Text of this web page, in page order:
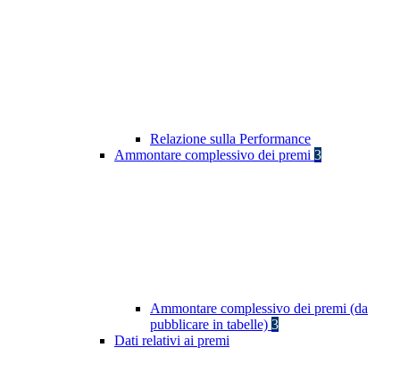
Relazione sulla Performance
Ammontare complessivo dei premi 3
Ammontare complessivo dei premi (da
pubblicare in tabelle) 3
Dati relativi ai premi